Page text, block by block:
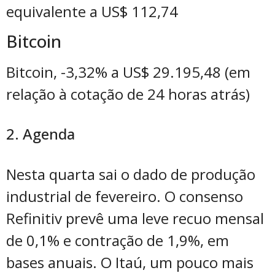
equivalente a US$ 112,74
Bitcoin
Bitcoin, -3,32% a US$ 29.195,48 (em
relação à cotação de 24 horas atrás)
2. Agenda
Nesta quarta sai o dado de produção
industrial de fevereiro. O consenso
Refinitiv prevê uma leve recuo mensal
de 0,1% e contração de 1,9%, em
bases anuais. O Itaú, um pouco mais